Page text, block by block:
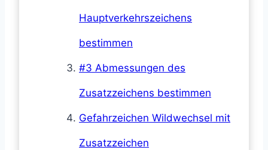
Hauptverkehrszeichens
bestimmen
#3 Abmessungen des
Zusatzzeichens bestimmen
Gefahrzeichen Wildwechsel mit
Zusatzzeichen